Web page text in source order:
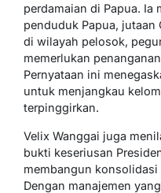
perdamaian di Papua. Ia
penduduk Papua, jutaan
di wilayah pelosok,
memerlukan
Pernyataan ini
untuk menjangkau
terpinggirkan.
Velix Wanggai juga
bukti keseriusan
membangun
Dengan manajemen